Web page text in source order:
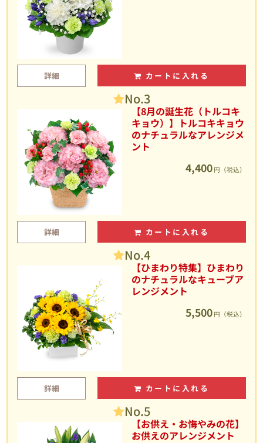
詳細 カートに入れる
No.3
【8月の誕生花（トルコキ
キョウ）】トルコキキョウ
のナチュラルなアレンジメ
ント
4,400 円（税込）
詳細 カートに入れる
No.4
【ひまわり特集】ひまわり
のナチュラルなキューブア
レンジメント
5,500 円（税込）
詳細 カートに入れる
No.5
【お供え・お悔やみの花】
お供えのアレンジメント